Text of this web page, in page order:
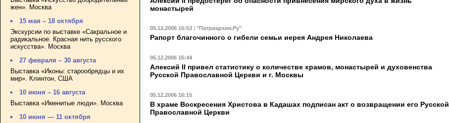
жен». Москва
15 мая – 18 октября
Экскурсии по выставке «Сакральное и
радикальное. Красная нить русского
искусства». Москва
27 февраля – 30 августа
Выставка «Иконы: старообрядцы и их
мир». Клинтон, США
10 июня – 16 августа
Выставка «Именитые люди». Москва
10 июня — 11 октября
монастырей
05.12.2006 16:53 "Патриархия.Ру"
Рапорт благочинного о гибели семьи иерея Андрея Николаева
05.12.2006 16:44
Алексий II привел статистику о количестве храмов, монастырей и духовенства
Русской Православной Церкви и г. Москвы
05.12.2006 16:15
В храме Воскресения Христова в Кадашах подписан акт о возвращении его Русской
Православной Церкви